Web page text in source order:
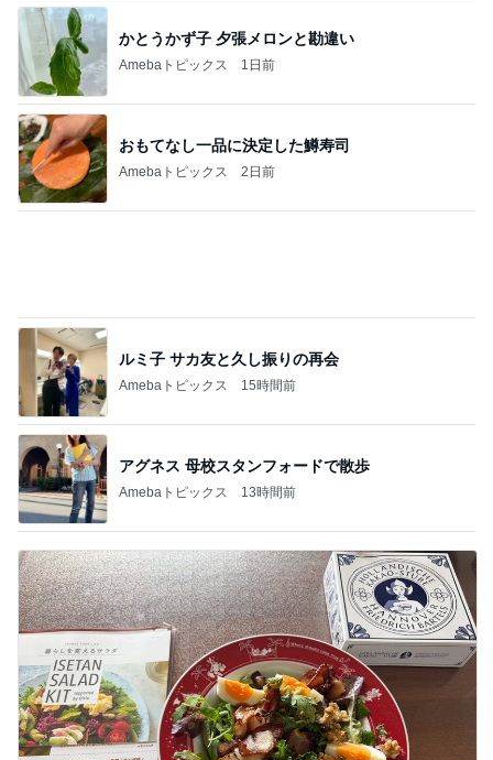
かとうかず子 夕張メロンと勘違い
Amebaトピックス 1日前
おもてなし一品に決定した鱒寿司
Amebaトピックス 2日前
アグネス 母校スタンフォードで散歩
Amebaトピックス 13時間前
体重が減らず近所のジムに入会
Amebaトピックス 1日前